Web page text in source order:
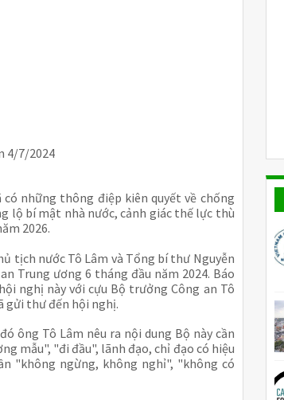
4/7/2024
có những thông điệp kiên quyết về chống
lộ bí mật nhà nước, cảnh giác thế lực thù
2026.
tịch nước Tô Lâm và Tổng bí thư Nguyễn
Trung ương 6 tháng đầu năm 2024. Báo
nghị này với cựu Bộ trưởng Công an Tô
gửi thư đến hội nghị.
ông Tô Lâm nêu ra nội dung Bộ này cần
mẫu", "đi đầu", lãnh đạo, chỉ đạo có hiệu
"không ngừng, không nghỉ", "không có